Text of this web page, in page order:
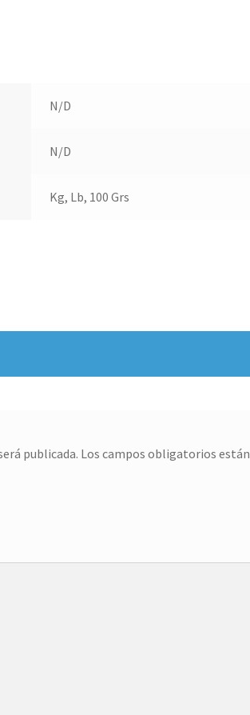
N/D
N/D
Kg, Lb, 100 Grs
publicada. Los campos obligatorios están